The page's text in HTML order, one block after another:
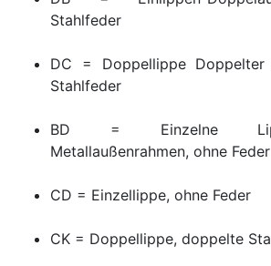
Stahlfeder
DC = Doppellippe Doppelter
Stahlfeder
BD = Einzelne
Metallaußenrahmen, ohne Feder
CD = Einzellippe, ohne Feder
CK = Doppellippe, doppelte